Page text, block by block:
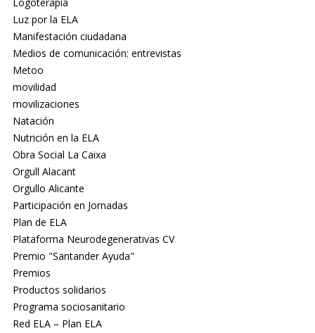
Logoterapia
Luz por la ELA
Manifestación ciudadana
Medios de comunicación: entrevistas
Metoo
movilidad
movilizaciones
Natación
Nutrición en la ELA
Obra Social La Caixa
Orgull Alacant
Orgullo Alicante
Participación en Jornadas
Plan de ELA
Plataforma Neurodegenerativas CV
Premio "Santander Ayuda"
Premios
Productos solidarios
Programa sociosanitario
Red ELA – Plan ELA